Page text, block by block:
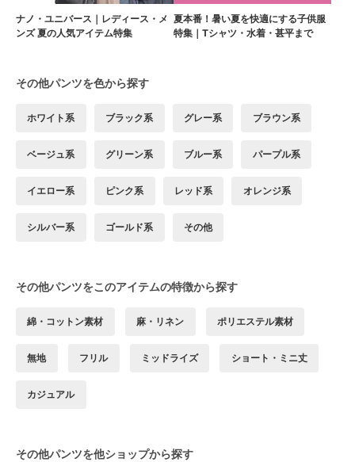
ナノ・ユニバース｜レディース・メ
ンズ 夏の人気アイテム特集
夏本番！暑い夏を快適にする子供服
特集｜Tシャツ・水着・甚平まで
その他パンツを色から探す
ホワイト系 ブラック系 グレー系 ブラウン系
ベージュ系 グリーン系 ブルー系 パープル系
イエロー系 ピンク系 レッド系 オレンジ系
シルバー系 ゴールド系 その他
その他パンツをこのアイテムの特徴から探す
綿・コットン素材 麻・リネン ポリエステル素材
無地 フリル ミッドライズ ショート・ミニ丈
カジュアル
その他パンツを他ショップから探す